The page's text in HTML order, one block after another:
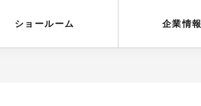
ショールーム
企業情報